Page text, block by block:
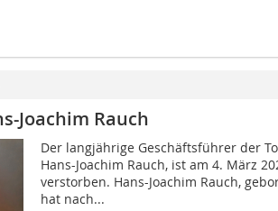
Joachim Rauch
Der langjährige Geschäftsführer der
Hans-Joachim Rauch, ist am 4. März
verstorben. Hans-Joachim Rauch,
hat nach...